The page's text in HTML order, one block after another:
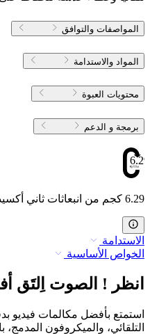
المواصفات والتوافق
المواد والاستدامة
محتويات العبوة
برمجة و الدعم
6.29
6.29 كجم من انبعاثات ثاني أكسيد الكربون
الاستدامة
الخواص الأساسية
انظر ! الصوت اِلتَق
استمتع بأفضل مكالمات فيديو
التلقائي، والميكروفون